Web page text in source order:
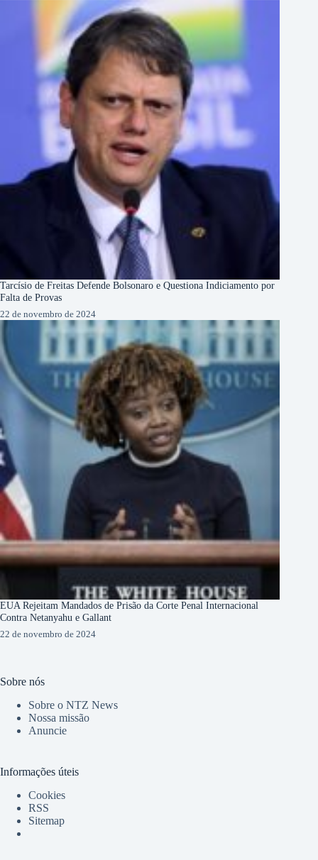
Tarcísio de Freitas Defende Bolsonaro e Questiona Indiciamento por
Falta de Provas
22 de novembro de 2024
EUA Rejeitam Mandados de Prisão da Corte Penal Internacional
Contra Netanyahu e Gallant
22 de novembro de 2024
Sobre nós
Sobre o NTZ News
Nossa missão
Anuncie
Informações úteis
Cookies
RSS
Sitemap